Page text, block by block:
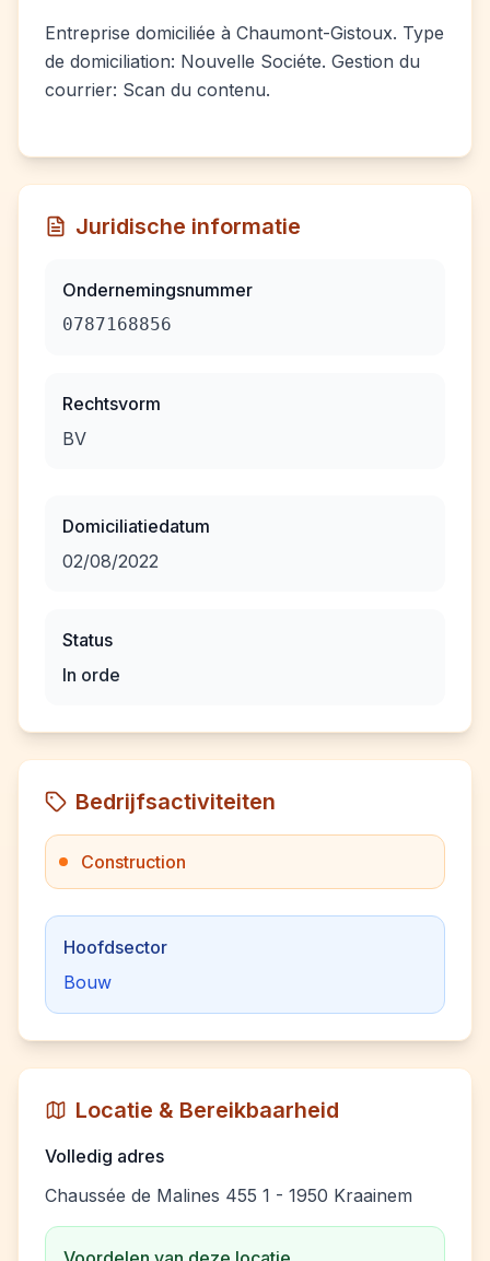
Entreprise domiciliée à Chaumont-Gistoux. Type
de domiciliation: Nouvelle Sociéte. Gestion du
courrier: Scan du contenu.
Juridische informatie
Ondernemingsnummer
0787168856
Rechtsvorm
BV
Domiciliatiedatum
02/08/2022
Status
In orde
Bedrijfsactiviteiten
Construction
Hoofdsector
Bouw
Locatie & Bereikbaarheid
Volledig adres
Chaussée de Malines 455 1 - 1950 Kraainem